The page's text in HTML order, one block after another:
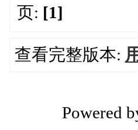
页: [1]
查看完整版本:
Powered